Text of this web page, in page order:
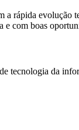
rápida evolução
e com boas
tecnologia da